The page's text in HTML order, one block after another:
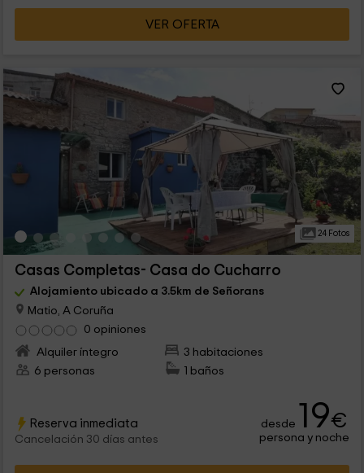
VER OFERTA
24 Fotos
Casas Completas- Casa do Cucharro
Alojamiento ubicado a 3.5km de Señorans
Matio, A Coruña
0 opiniones
Alquiler íntegro
3 habitaciones
6 personas
1 baños
Reserva inmediata
Cancelación 30 días antes
desde 19€
persona y noche